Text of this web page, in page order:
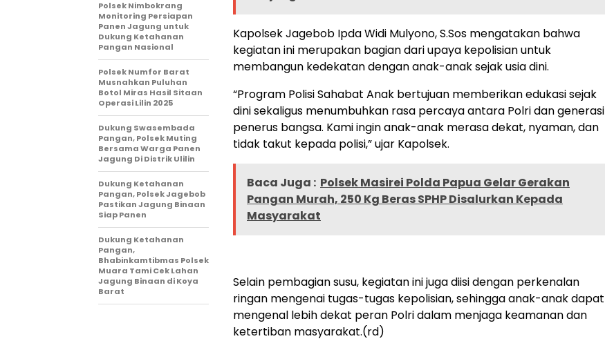
Kapolsek Jagebob Ipda Widi Mulyono, S.Sos mengatakan bahwa
kegiatan ini merupakan bagian dari upaya kepolisian untuk
membangun kedekatan dengan anak-anak sejak usia dini.
“Program Polisi Sahabat Anak bertujuan memberikan edukasi sejak
dini sekaligus menumbuhkan rasa percaya antara Polri dan generasi
penerus bangsa. Kami ingin anak-anak merasa dekat, nyaman, dan
tidak takut kepada polisi,” ujar Kapolsek.
Baca Juga : Polsek Masirei Polda Papua Gelar Gerakan
Pangan Murah, 250 Kg Beras SPHP Disalurkan Kepada
Masyarakat
Selain pembagian susu, kegiatan ini juga diisi dengan perkenalan
ringan mengenai tugas-tugas kepolisian, sehingga anak-anak dapat
mengenal lebih dekat peran Polri dalam menjaga keamanan dan
ketertiban masyarakat.(rd)
Polsek Nimbokrang
Monitoring Persiapan
Panen Jagung untuk
Dukung Ketahanan
Pangan Nasional
Polsek Numfor Barat
Musnahkan Puluhan
Botol Miras Hasil Sitaan
Operasi Lilin 2025
Dukung Swasembada
Pangan, Polsek Muting
Bersama Warga Panen
Jagung Di Distrik Ulilin
Dukung Ketahanan
Pangan, Polsek Jagebob
Pastikan Jagung Binaan
Siap Panen
Dukung Ketahanan
Pangan,
Bhabinkamtibmas Polsek
Muara Tami Cek Lahan
Jagung Binaan di Koya
Barat